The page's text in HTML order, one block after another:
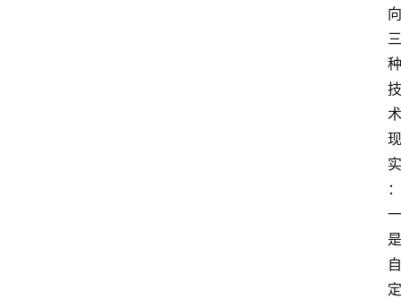
向
三
种
技
术
现
实
：
一
是
自
定